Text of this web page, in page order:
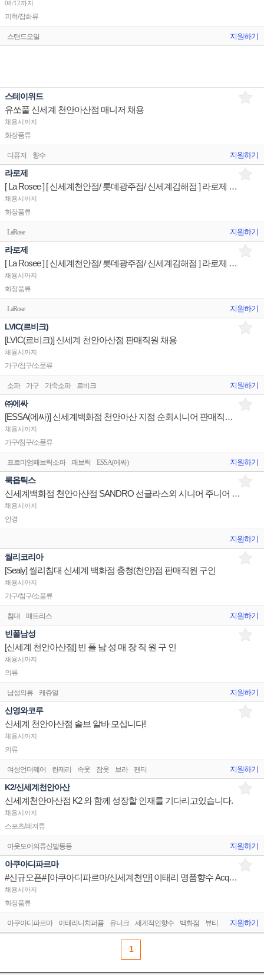
08/12까지
피혁/잡화류
스탠드오일 지원하기
스테이위드
유쏘풀 신세계 천안아산점 매니저 채용
채용시까지
화장품류
디퓨저 향수 지원하기
라로제
[ La Rosee ] [ 신세계천안점/ 롯데광주점/ 신세계김해점 ] 라로제 클린뷰티 오퍼레이션 판매사원
채용시까지
화장품류
LaRose 지원하기
라로제
[ La Rosee ] [ 신세계천안점/ 롯데광주점/ 신세계김해점 ] 라로제 클린뷰티 스태프 매장판매직원
채용시까지
화장품류
LaRose 지원하기
LVIC(르비크)
[LVIC(르비크)] 신세계 천안아산점 판매직원 채용
채용시까지
가구/침구/소품류
소파 가구 가죽소파 르비크 지원하기
㈜에싸
[ESSA(에싸)] 신세계백화점 천안아산 지점 순회시니어 판매직원 채용
채용시까지
가구/침구/소품류
프르미엄패브릭소파 패브릭 ESSA(에싸) 지원하기
룩옵틱스
신세계백화점 천안아산점 SANDRO 선글라스외 시니어 주니어 구인합니다.
채용시까지
안경
지원하기
씰리코리아
[Sealy] 씰리침대 신세계 백화점 충청(천안)점 판매직원 구인
채용시까지
가구/침구/소품류
침대 매트리스 지원하기
빈폴남성
[신세계 천안아산점] 빈 폴 남 성 매 장 직 원 구 인
채용시까지
의류
남성의류 캐쥬얼 지원하기
신영와코루
신세계 천안아산점 솔브 알바 모십니다!
채용시까지
의류
여성언더웨어 란제리 속옷 잠옷 브라 팬티 지원하기
K2/신세계천안아산
신세계천안아산점 K2 와 함께 성장할 인재를 기다리고있습니다.
채용시까지
스포츠/레져류
아웃도어의류신발등등 지원하기
아쿠아디파르마
#신규오픈# [아쿠아디파르마/신세계천안] 이태리 명품향수 Acqua Di Parma 전직급 채용
채용시까지
화장품류
아쿠아디파르마 이태리니치퍼퓸 유니크 세계적인향수 백화점 뷰티 지원하기
1